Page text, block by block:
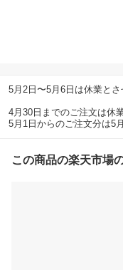
5月2日〜5月6日は休業とさ
4月30日までのご注文は休
5月1日からのご注文分は5
この商品の楽天市場